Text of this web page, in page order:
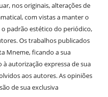
nos originais, alterações de
com vistas a manter o
padrão estético do periódico,
Os trabalhos publicados
Mneme, ficando a sua
autorização expressa de sua
aos autores. As opiniões
de sua exclusiva